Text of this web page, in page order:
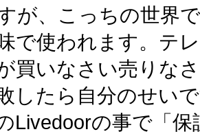
が、こっちの世界
で使われます。テ
買いなさい売りな
したら自分のせい
Livedoorの事で「